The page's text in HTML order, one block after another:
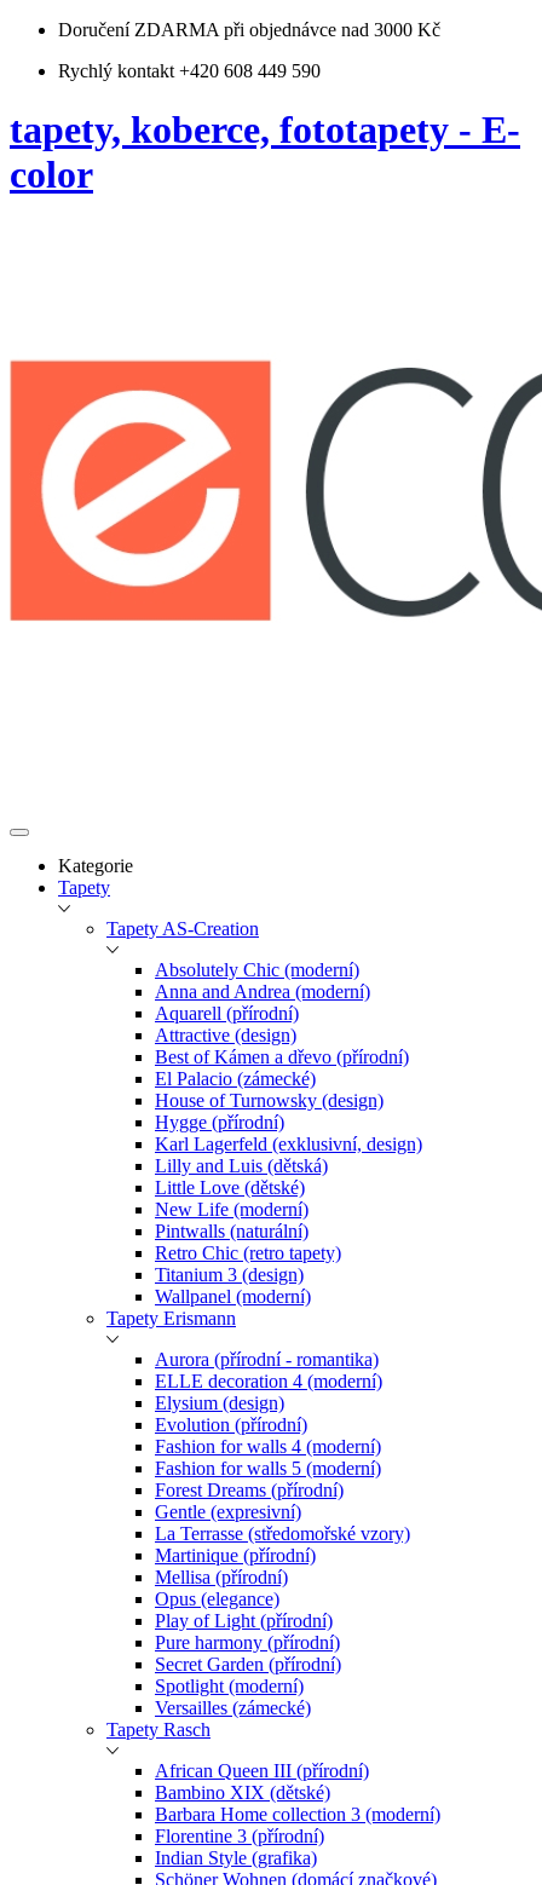
Doručení ZDARMA při objednávce nad 3000 Kč
Rychlý kontakt +420 608 449 590
tapety, koberce, fototapety - E-
color
Kategorie
Tapety
Tapety AS-Creation
Absolutely Chic (moderní)
Anna and Andrea (moderní)
Aquarell (přírodní)
Attractive (design)
Best of Kámen a dřevo (přírodní)
El Palacio (zámecké)
House of Turnowsky (design)
Hygge (přírodní)
Karl Lagerfeld (exklusivní, design)
Lilly and Luis (dětská)
Little Love (dětské)
New Life (moderní)
Pintwalls (naturální)
Retro Chic (retro tapety)
Titanium 3 (design)
Wallpanel (moderní)
Tapety Erismann
Aurora (přírodní - romantika)
ELLE decoration 4 (moderní)
Elysium (design)
Evolution (přírodní)
Fashion for walls 4 (moderní)
Fashion for walls 5 (moderní)
Forest Dreams (přírodní)
Gentle (expresivní)
La Terrasse (středomořské vzory)
Martinique (přírodní)
Mellisa (přírodní)
Opus (elegance)
Play of Light (přírodní)
Pure harmony (přírodní)
Secret Garden (přírodní)
Spotlight (moderní)
Versailles (zámecké)
Tapety Rasch
African Queen III (přírodní)
Bambino XIX (dětské)
Barbara Home collection 3 (moderní)
Florentine 3 (přírodní)
Indian Style (grafika)
Schöner Wohnen (domácí značkové)